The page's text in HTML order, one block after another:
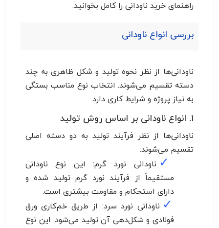
راهنمای خرید ناودانی را کامل بخوانید.
بررسی انواع ناودانی
ناودانی‌ها از نظر نحوه تولید و شکل ظاهری به چند
دسته تقسیم می‌شوند. انتخاب نوع مناسب بستگی
به نیاز پروژه و شرایط کاری دارد.
۱. انواع ناودانی بر اساس روش تولید
ناودانی‌ها از نظر فرآیند تولید به دو دسته اصلی
تقسیم می‌شوند:
✓ ناودانی نورد گرم: این نوع ناودانی
مستقیماً از فرآیند نورد گرم تولید شده و
دارای استحکام و مقاومت بیشتری است.
✓ ناودانی نورد سرد: از طریق خم‌کاری ورق
فولادی و شکل‌دهی آن تولید می‌شود. این نوع